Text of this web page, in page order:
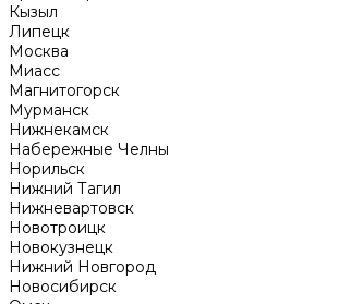
Кызыл
Липецк
Москва
Миасс
Магнитогорск
Мурманск
Нижнекамск
Набережные Челны
Норильск
Нижний Тагил
Нижневартовск
Новотроицк
Новокузнецк
Нижний Новгород
Новосибирск